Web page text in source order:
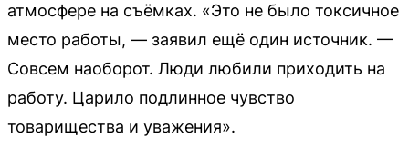
атмосфере на съёмках. «Это не было токсичное
место работы, — заявил ещё один источник. —
Совсем наоборот. Люди любили приходить на
работу. Царило подлинное чувство
товарищества и уважения».